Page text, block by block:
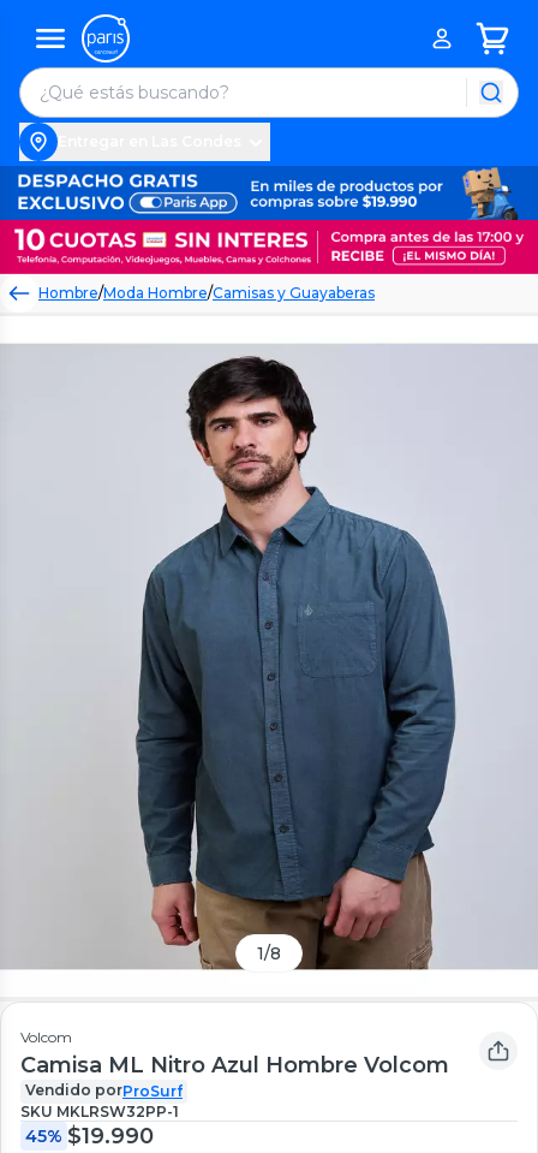
Hombre/Moda Hombre/Camisas y Guayaberas
1/8
Volcom
Camisa ML Nitro Azul Hombre Volcom
Vendido porProSurf
SKU MKLRSW32PP-1
45% $19.990